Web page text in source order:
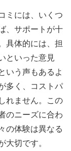
ミには、いくつ
、サポートが十
具体的には、担
といった意見
いう声もあるよ
多く、コストパ
れません。この
のニーズに合わ
の体験は異なる
大切です。